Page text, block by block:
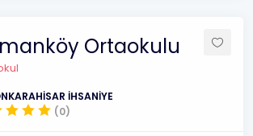
Ortaokulu
İHSANİYE
(0)